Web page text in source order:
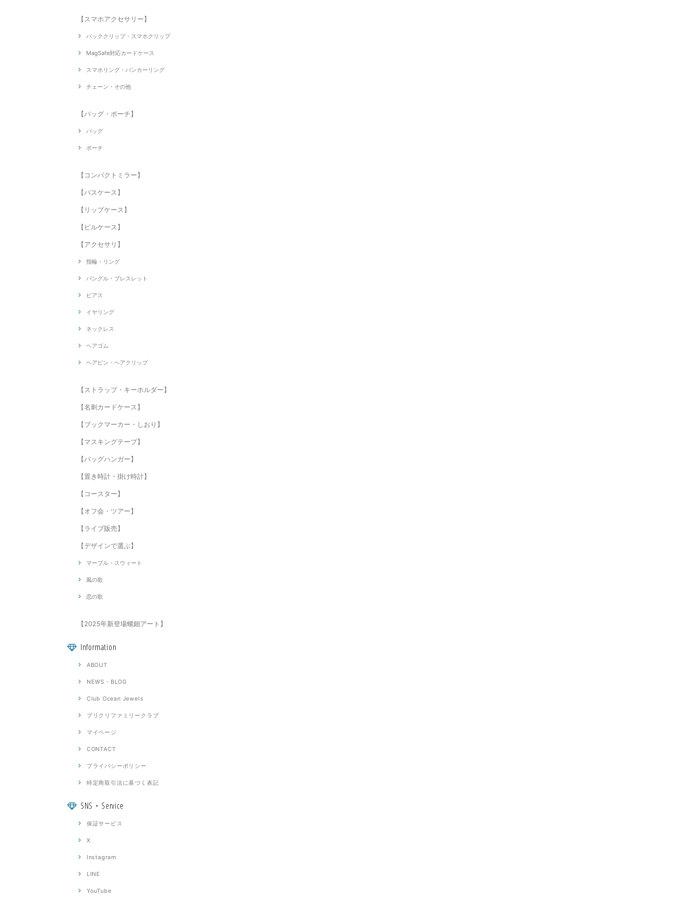
【スマホアクセサリー】
バッククリップ・スマホクリップ
MagSafe対応カードケース
スマホリング・バンカーリング
チェーン・その他
【バッグ・ポーチ】
バッグ
ポーチ
【コンパクトミラー】
【パスケース】
【リップケース】
【ピルケース】
【アクセサリ】
指輪・リング
バングル・ブレスレット
ピアス
イヤリング
ネックレス
ヘアゴム
ヘアピン・ヘアクリップ
【ストラップ・キーホルダー】
【名刺カードケース】
【ブックマーカー・しおり】
【マスキングテープ】
【バッグハンガー】
【置き時計・掛け時計】
【コースター】
【オフ会・ツアー】
【ライブ販売】
【デザインで選ぶ】
マーブル・スウィート
風の歌
恋の歌
【2025年新登場螺鈿アート】
Information
ABOUT
NEWS・BLOG
Club Ocean Jewels
プリクリファミリークラブ
マイページ
CONTACT
プライバシーポリシー
特定商取引法に基づく表記
SNS・Service
保証サービス
X
Instagram
LINE
YouTube